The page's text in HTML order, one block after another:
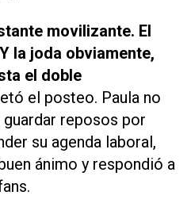
movilizante. El
la joda obviamente,
el doble
el posteo. Paula no
reposos por
su agenda laboral,
ánimo y respondió a